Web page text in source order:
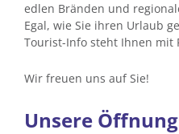
edlen Bränden und
Egal, wie Sie ihren Urlaub
Tourist-Info steht Ihnen mit
Wir freuen uns auf Sie!
Unsere